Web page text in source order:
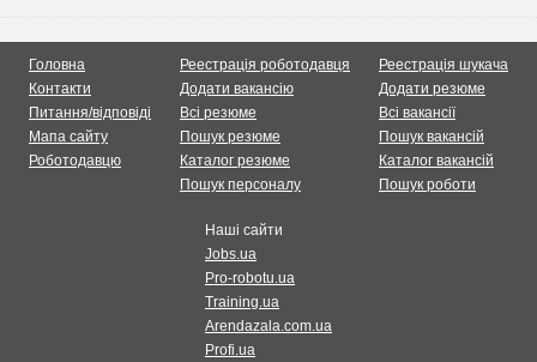
Головна
Контакти
Питання/відповіді
Мапа сайту
Роботодавцю
Реестрація роботодавця
Додати вакансію
Всі резюме
Пошук резюме
Каталог резюме
Пошук персоналу
Реестрація шукача
Додати резюме
Всі вакансії
Пошук вакансій
Каталог вакансій
Пошук роботи
Наші сайти
Jobs.ua
Pro-robotu.ua
Training.ua
Arendazala.com.ua
Profi.ua